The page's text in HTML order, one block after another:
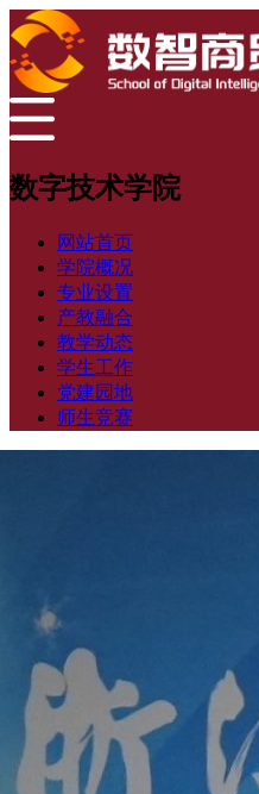
数字技术学院
网站首页
学院概况
专业设置
产教融合
教学动态
学生工作
党建园地
师生竞赛